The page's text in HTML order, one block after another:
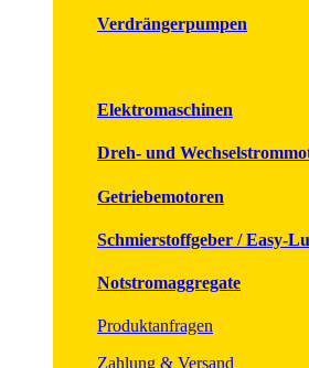
Verdrängerpumpen
Elektromaschinen
Dreh- und
Getriebemotoren
Schmierstoffgeber / Easy-
Notstromaggregate
Produktanfragen
Zahlung & Versand